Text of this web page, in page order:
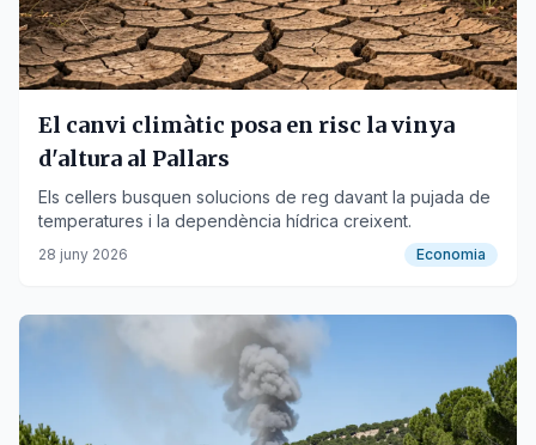
El canvi climàtic posa en risc la vinya
d'altura al Pallars
Els cellers busquen solucions de reg davant la pujada de
temperatures i la dependència hídrica creixent.
28 juny 2026 Economia